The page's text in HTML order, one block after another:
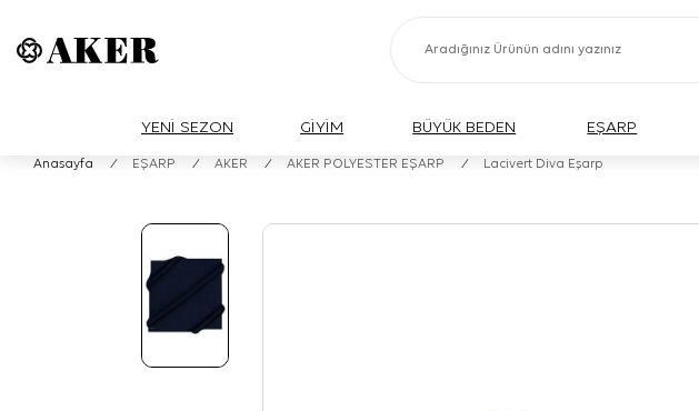
YENİ SEZON GİYİM BÜYÜK BEDEN EŞARP
Anasayfa / EŞARP / AKER / AKER POLYESTER EŞARP / Lacivert Diva Eşarp